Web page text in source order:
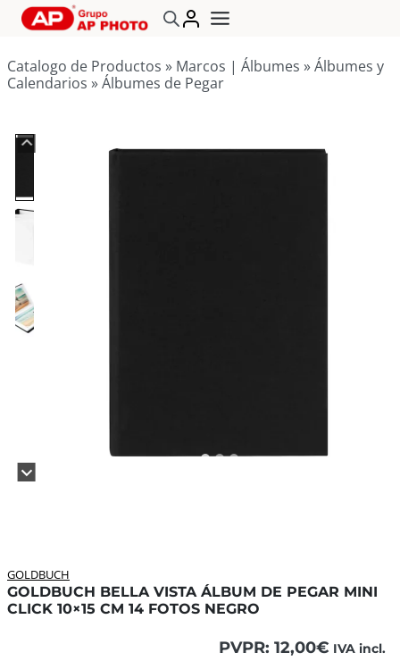
Saltar
Catalogo de Productos » Marcos | Álbumes »Álbumes y
Calendarios »Álbumes de Pegar
GOLDBUCH
GOLDBUCH BELLA VISTA ÁLBUM DE PEGAR MINI
CLICK 10×15 CM 14 FOTOS NEGRO
PVPR: 12,00€ IVA incl.